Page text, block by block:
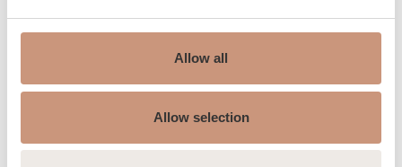
Allow all
Allow selection
Basturum maximum
Skyddsavstånd till
sidoväggen, t.ex